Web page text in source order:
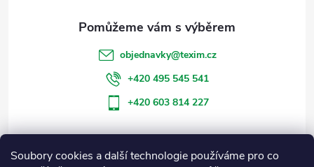
Soubory cookies a další technologie používáme pro co
objednavky@texim.cz
+420 495 545 541
+420 603 814 227